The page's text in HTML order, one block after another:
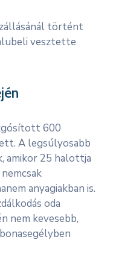
történt
vesztette
600
A legsúlyosabb
amikor 25 halottja
anyagiakban is.
oda
nem kevesebb,